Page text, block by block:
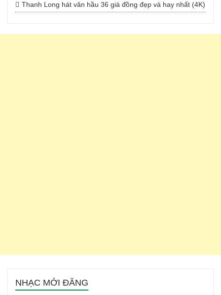
Thanh Long hát văn hầu 36 giá đồng đẹp và hay nhất (4K)
NHẠC MỚI ĐĂNG